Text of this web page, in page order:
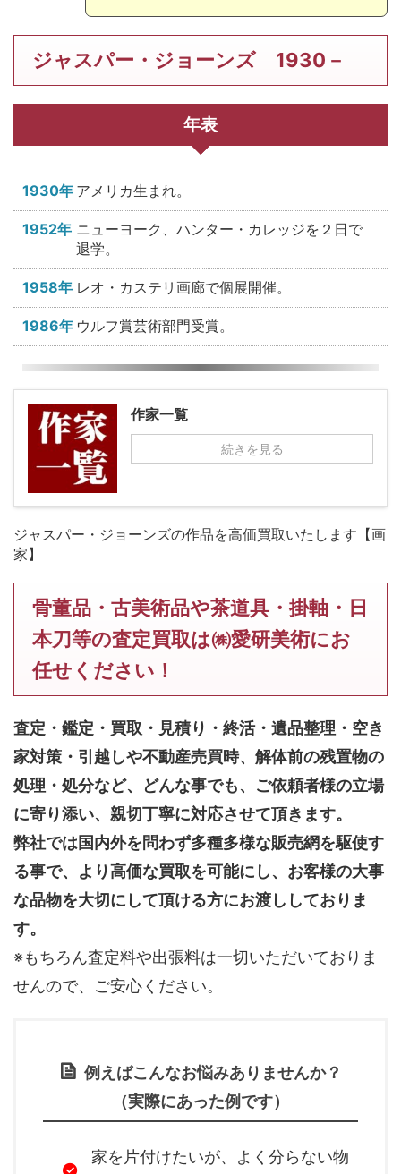
ジャスパー・ジョーンズ 1930－
年表
1930年 アメリカ生まれ。
1952年 ニューヨーク、ハンター・カレッジを２日で
退学。
1958年 レオ・カステリ画廊で個展開催。
1986年 ウルフ賞芸術部門受賞。
作家一覧
続きを見る
ジャスパー・ジョーンズの作品を高価買取いたします【画
家】
骨董品・古美術品や茶道具・掛軸・日
本刀等の査定買取は㈱愛研美術にお
任せください！
査定・鑑定・買取・見積り・終活・遺品整理・空き
家対策・引越しや不動産売買時、解体前の残置物の
処理・処分など、どんな事でも、 ご依頼者様の立場
に寄り添い、親切丁寧に対応させて頂きます。
弊社では国内外を問わず多種多様な販売網を駆使す
る事で、より高価な買取を可能にし、お客様の大事
な品物を大切にして頂ける方にお渡ししておりま
す。
※もちろん査定料や出張料は一切いただいておりま
せんので、ご安心ください。
例えばこんなお悩みありませんか？
（実際にあった例です）
家を片付けたいが、よく分らない物